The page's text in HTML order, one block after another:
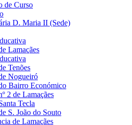
de Curso
D. Maria II (Sede)
Lamaçães
Tenões
Nogueiró
Bairro Económico
2 de Lamaçães
Tecla
S. João do Souto
de Lamaçães